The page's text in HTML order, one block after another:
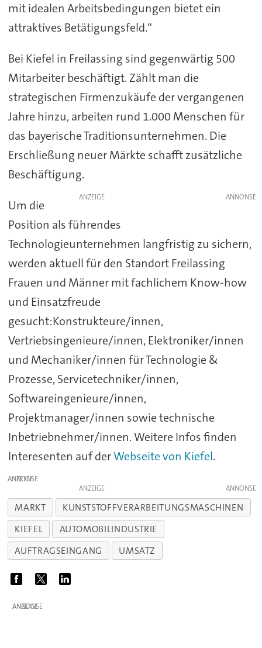
mit idealen Arbeitsbedingungen bietet ein
attraktives Betätigungsfeld.“
Bei Kiefel in Freilassing sind gegenwärtig 500
Mitarbeiter beschäftigt. Zählt man die
strategischen Firmenzukäufe der vergangenen
Jahre hinzu, arbeiten rund 1.000 Menschen für
das bayerische Traditionsunternehmen. Die
Erschließung neuer Märkte schafft zusätzliche
Beschäftigung.
ANZEIGE
Um die
Position als führendes
Technologieunternehmen langfristig zu sichern,
werden aktuell für den Standort Freilassing
Frauen und Männer mit fachlichem Know-how
und Einsatzfreude
gesucht:Konstrukteure/innen,
Vertriebsingenieure/innen, Elektroniker/innen
und Mechaniker/innen für Technologie &
Prozesse, Servicetechniker/innen,
Softwareingenieure/innen,
Projektmanager/innen sowie technische
Inbetriebnehmer/innen. Weitere Infos finden
Interesenten auf derWebseite von Kiefel.
ANZEIGE
ANZEIGE
MARKT
KUNSTSTOFFVERARBEITUNGSMASCHINEN
KIEFEL
AUTOMOBILINDUSTRIE
AUFTRAGSEINGANG
UMSATZ
ANZEIGE